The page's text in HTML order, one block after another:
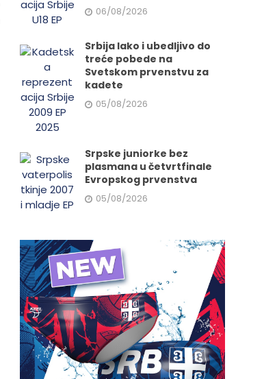
06/08/2026
Srbija lako i ubedljivo do
treće pobede na
Svetskom prvenstvu za
kadete
05/08/2026
Srpske juniorke bez
plasmana u četvrtfinale
Evropskog prvenstva
05/08/2026